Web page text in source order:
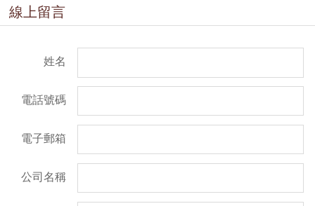
線上留言
姓名
電話號碼
電子郵箱
公司名稱